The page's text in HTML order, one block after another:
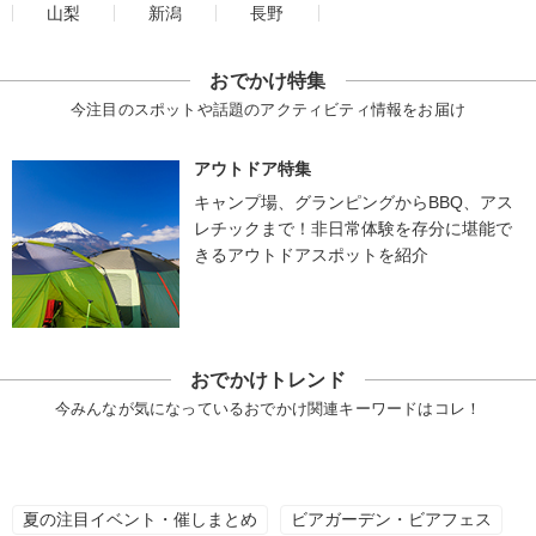
山梨 新潟 長野
おでかけ特集
今注目のスポットや話題のアクティビティ情報をお届け
アウトドア特集
キャンプ場、グランピングからBBQ、アス
レチックまで！非日常体験を存分に堪能で
きるアウトドアスポットを紹介
おでかけトレンド
今みんなが気になっているおでかけ関連キーワードはコレ！
夏の注目イベント・催しまとめ ビアガーデン・ビアフェス